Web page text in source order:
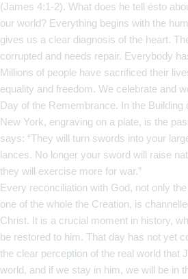
(James 4:1-2). What does he tell ésto
our world? Everything begins with the
gives us a clear diagnosis of the heart.
corrupted and needs repair. Everybody
Millions of people have sacrificed their
equality and freedom. We celebrate and
Day of the Remembrance. In the Building
New York, engraving on a plate, is the
says: “They will turn swords into your
lances. No longer your sword will raise
they will exercise more for war.”
Every reconciliation with God, not only
one of the whole the Creation, is
Christ. It is a crucial moment in history,
be restored to him. That day has not yet
the clear perception of the real world that
world, and if we stay in him, we will be in